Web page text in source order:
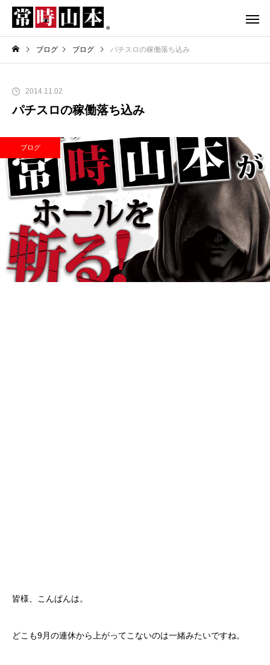
ブログ ブログ パチスロの稼働落ち込み
2014.11.02
パチスロの稼働落ち込み
ブログ
皆様、こんばんは。
どこも9月の連休から上がってこないのは一緒みたいですね。